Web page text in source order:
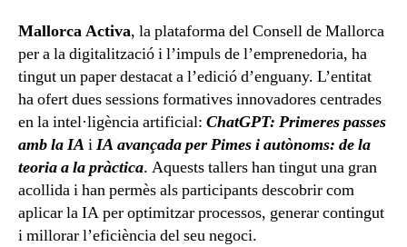
Mallorca Activa, la plataforma del Consell de Mallorca
per a la digitalització i l’impuls de l’emprenedoria, ha
tingut un paper destacat a l’edició d’enguany. L’entitat
ha ofert dues sessions formatives innovadores centrades
en la intel·ligència artificial: ChatGPT: Primeres passes
amb la IAiIA avançada per Pimes i autònoms: de la
teoria a la pràctica. Aquests tallers han tingut una gran
acollida i han permès als participants descobrir com
aplicar la IA per optimitzar processos, generar contingut
i millorar l’eficiència del seu negoci.